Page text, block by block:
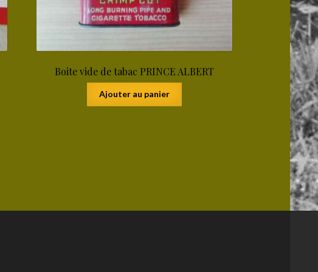
Boite vide de tabac PRINCE ALBERT
Ajouter au panier